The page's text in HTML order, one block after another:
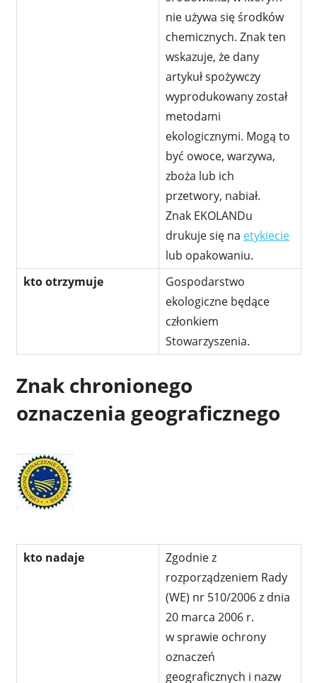
nie używa się środków
chemicznych. Znak ten
wskazuje, że dany
artykuł spożywczy
wyprodukowany został
metodami
ekologicznymi. Mogą to
być owoce, warzywa,
zboża lub ich
przetwory, nabiał.
Znak EKOLANDu
drukuje się na etykiecie
lub opakowaniu.
kto otrzymuje
Gospodarstwo
ekologiczne będące
członkiem
Stowarzyszenia.
Znak chronionego
oznaczenia geograficznego
kto nadaje
Zgodnie z
rozporządzeniem Rady
(WE) nr 510/2006 z dnia
20 marca 2006 r.
w sprawie ochrony
oznaczeń
geograficznych i nazw